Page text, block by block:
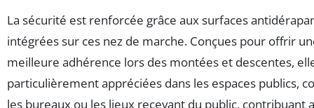
La sécurité est renforcée grâce aux surfaces
intégrées sur ces nez de marche. Conçues pour offrir
meilleure adhérence lors des montées et descentes,
particulièrement appréciées dans les espaces publics,
les bureaux ou les lieux recevant du public, contribuant